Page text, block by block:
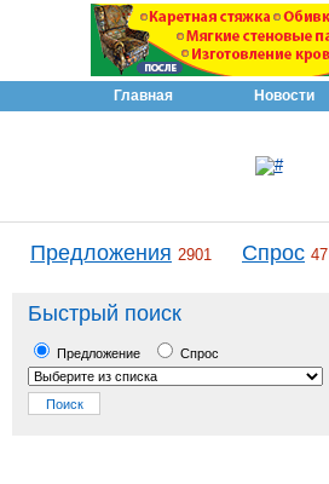
Главная Новости
Предложения 2901 Спрос 47
Быстрый поиск
Предложение Спрос